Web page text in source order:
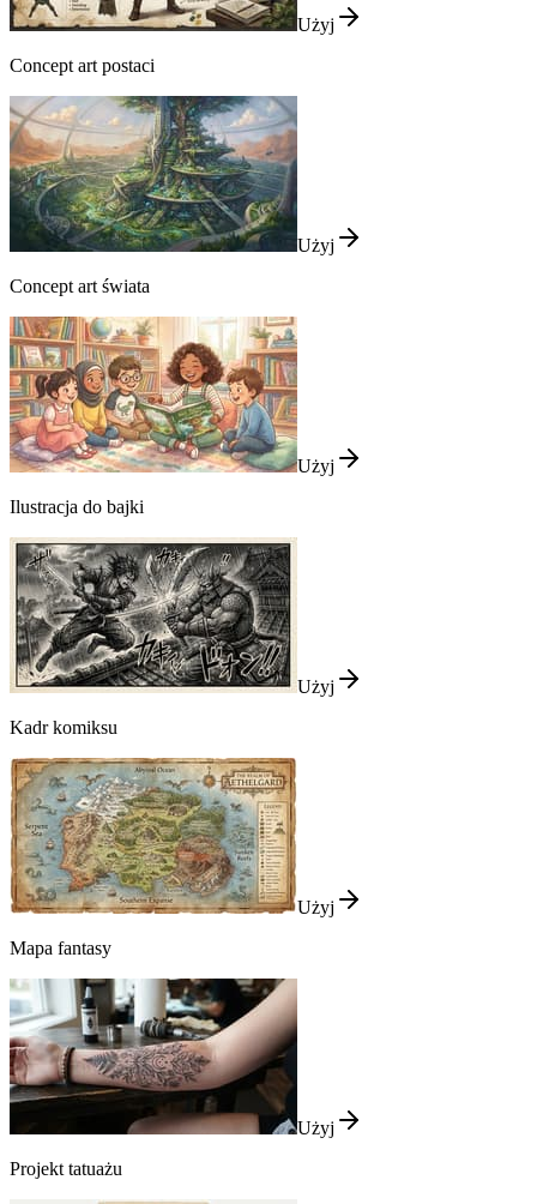
Użyj
Concept art postaci
Użyj
Concept art świata
Użyj
Ilustracja do bajki
Użyj
Kadr komiksu
Użyj
Mapa fantasy
Użyj
Projekt tatuażu